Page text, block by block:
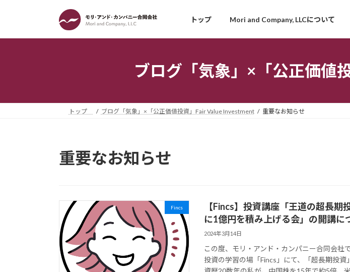
ッ
移
トップ Mori and Company, LLCについて
ブログ「気象」×「公正価値
トップ ブログ「気象」×「公正価値投資」Fair Value Investment 重要なお知らせ
重要なお知らせ
Fincs
【Fincs】投資講座「王道の超長期
に1億円を積み上げる会」の開講に
2024年3月14日
この度、モリ・アンド・カンパニー合同会社
投資の学習の場「Fincs」にて、「超長期投資